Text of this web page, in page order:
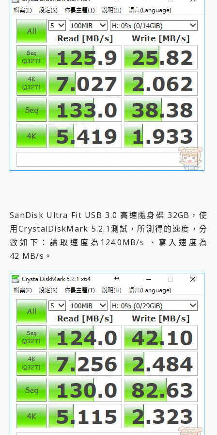
SanDisk Ultra Fit USB 3.0 高速隨身碟 32GB，使
用CrystalDiskMark 5.2.1測試，所測得的速度，分
數如下：讀取速度為124.0MB/s 、寫入速度為
42 MB/s。